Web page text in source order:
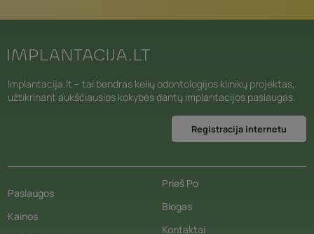
Implantacija.lt – tai bendras kelių odontologijos klinikų projektas,
užtikrinant aukščiausios kokybės dantų implantacijos paslaugas.
Registracija internetu
Paslaugos
Kainos
Prieš Po
Blogas
Kontaktai